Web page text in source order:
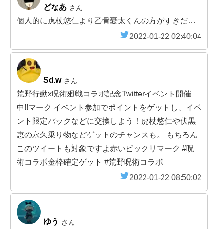
どなあ さん
個人的に虎杖悠仁より乙骨憂太くんの方がすきだ…
2022-01-22 02:40:04
Sd.w さん
荒野行動x呪術廻戦コラボ記念Twitterイベント開催
中!!マーク イベント参加でポイントをゲットし、イベ
ント限定パックなどに交換しよう！虎杖悠仁や伏黒
恵の永久乗り物などゲットのチャンスも。 もちろん
このツイートも対象ですよ赤いビックリマーク #呪
術コラボ金枠確定ゲット #荒野呪術コラボ
2022-01-22 08:50:02
ゆう さん